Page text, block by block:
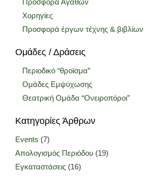
Χορηγίες
Προσφορά έργων τέχνης & βιβλίων
Ομάδες / Δράσεις
Περιοδικό “θροϊσμα”
Ομάδες Εμψύχωσης
Θεατρική Ομάδα “Ονειροπόροι”
Κατηγορίες Άρθρων
Events (7)
Απολογισμός Περιόδου (19)
Εγκαταστάσεις (16)